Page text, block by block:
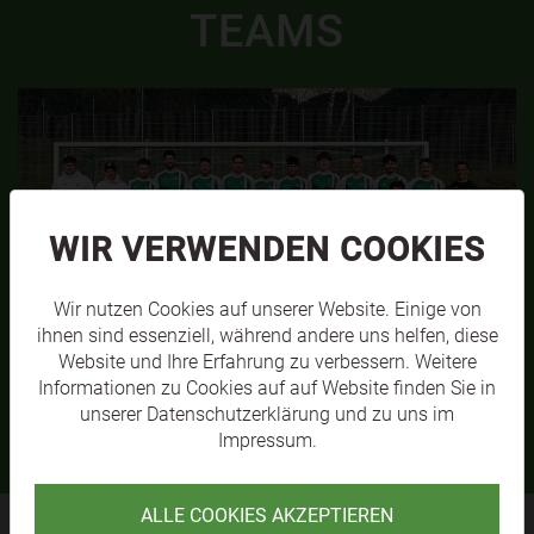
TEAMS
SVL KM1 MEHR
WIR VERWENDEN COOKIES
Wir nutzen Cookies auf unserer Website. Einige von
ihnen sind essenziell, während andere uns helfen, diese
Website und Ihre Erfahrung zu verbessern. Weitere
Informationen zu Cookies auf auf Website finden Sie in
unserer Datenschutzerklärung und zu uns im
Impressum.
ALLE COOKIES AKZEPTIEREN